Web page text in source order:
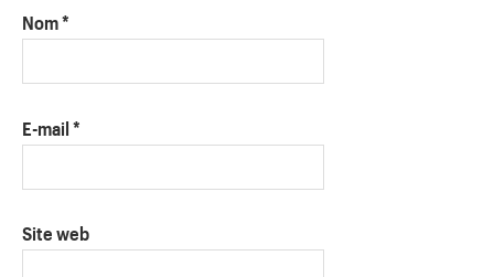
Nom*
E-mail *
Site web